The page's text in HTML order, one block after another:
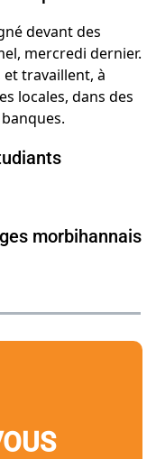
morbihannais